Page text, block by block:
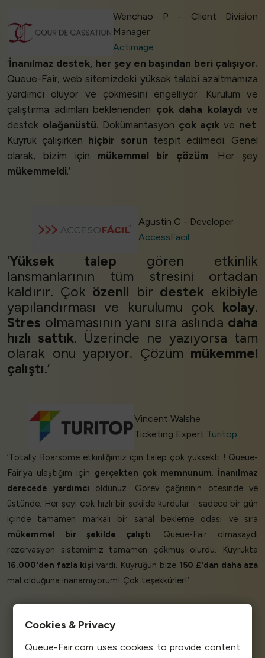
Wenchao P - Client Division
Manager
Actimage
‘İnanılmaz destek, her şey en başından beri çalışıyor.
Queue-Fair, web sitemizdeki yüksek talebi azaltmamıza
yardımcı oluyor ve çökmesini engelliyor. Kurulum ve
çalıştırma adımları beklenenden çok daha kolaydı ve
destek olağanüstü. Dokümantasyon çok açık ve net.
Kuyruk çalışırken hiçbir sorun tespit edilmedi. Genel
olarak, bizim için mükemmel bir çözüm. Her şey
mükemmeldi.’
Agustin C - Developer
AccessFacil
‘Yüksek talep gören etkinlik
lansmanlarının tüm stresini ortadan
kaldırır. Çok özenli bir destek ekibiyle
yapılandırması ve kurulumu çok kolay.
Stres olmamasının yanı sıra aslında daha
hızlı sattık. Üzerinde ne yazıyorsa tam
olarak onu yapıyor. Çözüm mükemmel
çalıştı.’
Vincent Walshe
Ticketing Expert Turitop
‘Totally Roarsome etkinliğimiz için talep çok yüksekti ! Queue-
Fair'ya ulaştığım için gerçekten çok memnunum. İnanılmaz
derecede yardımcı oldunuz. Görev çağrısının ötesinde ve
üstünde. Her şeyi çok hızlı bir şekilde kurdular - sadece bir gün
içinde tamamen markalı bir sanal bekleme odası ve sıra
mükemmel bir şekilde çalıştı. Queue-Fair olmasaydı
rezervasyon sistemimiz tamamen çökmüş olurdu. Kuyrukta
16.000'den fazla kişi vardı. Kuyruğun bize 150 £'dan daha aza
mal olduğuna inanamıyorum! Çok teşekkürler!’
Totally Tickets
Cookies & Privacy
Queue-Fair.com uses cookies to provide content